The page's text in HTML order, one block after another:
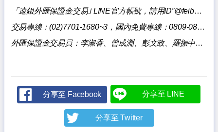
「遠銀外匯保證金交易｣ LINE官方帳號，請用ID”@feibmargintrading”搜尋加入。
交易專線：(02)7701-1680~3，國內免費專線：0809-085818。
外匯保證金交易員：李淑香、曾成淵、彭文政、羅振中、陳壯華、陳泓宇。
分享至 Facebook 分享至 LINE
分享至 Twitter